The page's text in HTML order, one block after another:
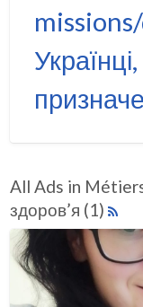
All Ads in
здоров’я (1)